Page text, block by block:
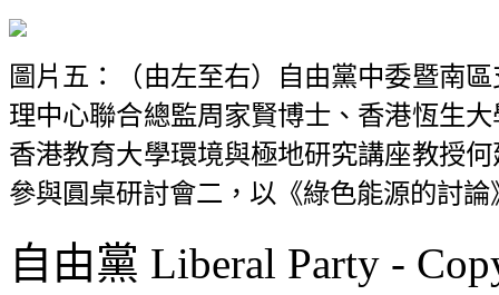
圖片五：（由左至右）自由黨中委暨南
理中心聯合總監周家賢博士、香港恆生
香港教育大學環境與極地研究講座教授
參與圓桌研討會二，以《綠色能源的討
自由黨 Liberal Party -